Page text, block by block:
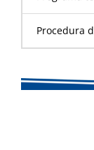
Procedura